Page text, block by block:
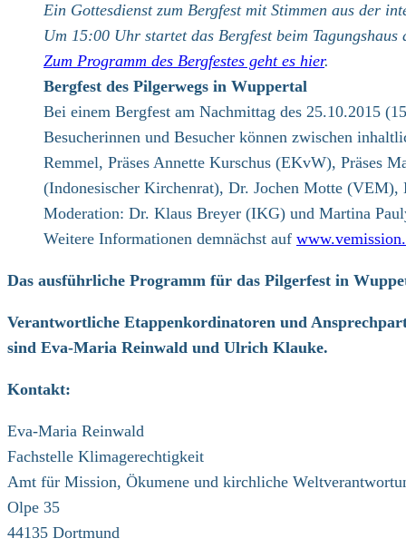
Ein Gottesdienst zum Bergfest mit Stimmen aus der
Um 15:00 Uhr startet das Bergfest beim
Zum Programm des Bergfestes geht es hier.
Bergfest des Pilgerwegs in Wuppertal
Bei einem Bergfest am Nachmittag des 25.10.2015
Besucherinnen und Besucher können zwischen
Remmel, Präses Annette Kurschus (EKvW), Präses
(Indonesischer Kirchenrat), Dr. Jochen Motte
Moderation: Dr. Klaus Breyer (IKG) und Martina
Weitere Informationen demnächst auf
Das ausführliche Programm für das Pilgerfest in
Verantwortliche Etappenkordinatoren und
sind Eva-Maria Reinwald und Ulrich Klauke.
Kontakt:
Eva-Maria Reinwald
Fachstelle Klimagerechtigkeit
Amt für Mission, Ökumene und kirchliche
Olpe 35
44135 Dortmund